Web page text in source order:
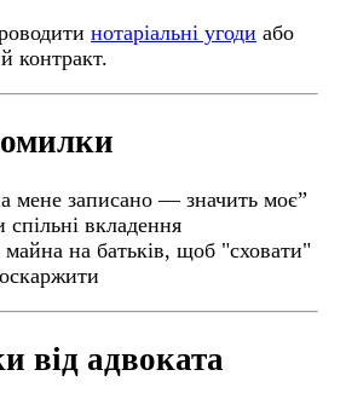
нотаріальні угоди або
контракт.
мене записано — значить моє”
спільні вкладення
на батьків, щоб "сховати"
від адвоката